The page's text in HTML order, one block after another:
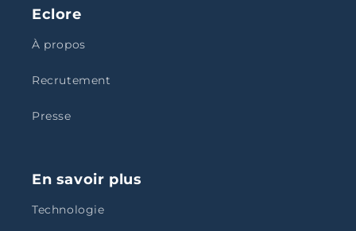
Eclore
À propos
Recrutement
Presse
En savoir plus
Technologie